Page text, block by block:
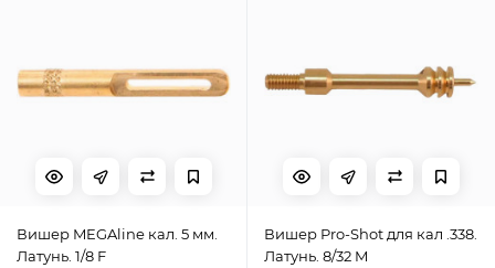
Вишер MEGAline кал. 5 мм.
Латунь. 1/8 F
Вишер Pro-Shot для кал .338.
Латунь. 8/32 M